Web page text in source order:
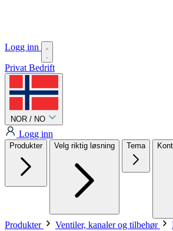
Logg inn
Privat Bedrift
NOR / NO
Logg inn
Produkter Velg riktig løsning Tema
Produkter Ventiler, kanaler og tilbehør